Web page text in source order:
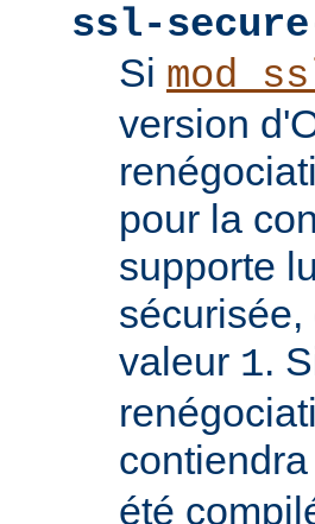
ssl-
Si
version
pour la
supporte
valeur 1.
été